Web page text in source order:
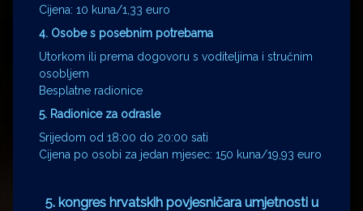
Cijena: 10 kuna/1,33 euro
4. Osobe s posebnim potrebama
Utorkom ili prema dogovoru s voditeljima i stručnim
osobljem
Besplatne radionice
5. Radionice za odrasle
Srijedom od 18:00 do 20:00 sati
Cijena po osobi za jedan mjesec: 150 kuna/19,93 euro
5. kongres hrvatskih povjesničara umjetnosti u